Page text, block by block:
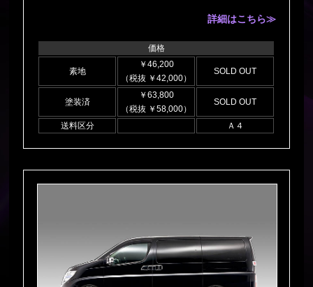
詳細はこちら≫
価格
素地
￥46,200
（税抜 ￥42,000）
SOLD OUT
塗装済
￥63,800
（税抜 ￥58,000）
SOLD OUT
送料区分 Ａ４